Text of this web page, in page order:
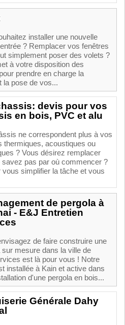
installer une nouvelle
? Remplacer vos fenêtres
simplement poser des volets ?
à votre disposition des
prendre en charge la
la pose de vos...
devis pour vos
en bois, PVC et alu
ne correspondent plus à vos
thermiques, acoustiques ou
? Vous désirez remplacer
pas par où commencer ?
vous simplifier la tâche et vous
de pergola à
- E&J Entretien
de faire construire une
sur mesure dans la ville de
est là pour vous ! Notre
installée à Kain et active dans
d'une pergola en bois...
Générale Dahy